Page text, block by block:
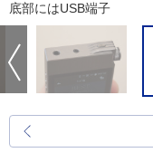
底部にはUSB端子